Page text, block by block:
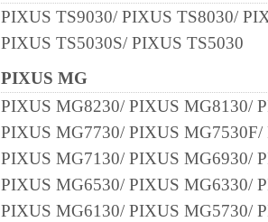
PIXUS TS9030/ PIXUS TS8030/
PIXUS TS5030S/ PIXUS TS5030
PIXUS MG
PIXUS MG8230/ PIXUS MG8130/
PIXUS MG7730/ PIXUS
PIXUS MG7130/ PIXUS MG6930/
PIXUS MG6530/ PIXUS MG6330/
PIXUS MG6130/ PIXUS MG5730/